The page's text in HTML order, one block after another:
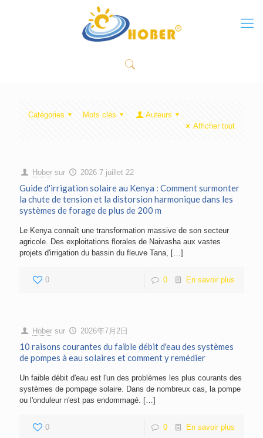
Catégories Mots clés
Auteurs
Afficher tout
Hober sur 2026 7 juillet 22
Guide d'irrigation solaire au Kenya : Comment surmonter
la chute de tension et la distorsion harmonique dans les
systèmes de forage de plus de 200 m
Le Kenya connaît une transformation massive de son secteur
agricole. Des exploitations florales de Naivasha aux vastes
projets d'irrigation du bassin du fleuve Tana, […]
0 0 En savoir plus
Hober sur 2026年7月2日
10 raisons courantes du faible débit d'eau des systèmes
de pompes à eau solaires et comment y remédier
Un faible débit d'eau est l'un des problèmes les plus courants des
systèmes de pompage solaire. Dans de nombreux cas, la pompe
ou l'onduleur n'est pas endommagé. […]
0 0 En savoir plus